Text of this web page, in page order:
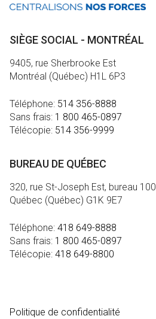
SIÈGE SOCIAL - MONTRÉAL
9405, rue Sherbrooke Est
Montréal (Québec) H1L 6P3
Téléphone: 514 356-8888
Sans frais: 1 800 465-0897
Télécopie: 514 356-9999
BUREAU DE QUÉBEC
320, rue St-Joseph Est, bureau 100
Québec (Québec) G1K 9E7
Téléphone: 418 649-8888
Sans frais: 1 800 465-0897
Télécopie: 418 649-8800
Politique de confidentialité